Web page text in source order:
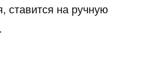
ставится на ручную